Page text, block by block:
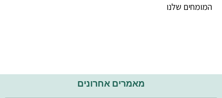
המומחים שלנו
מאמרים אחרונים